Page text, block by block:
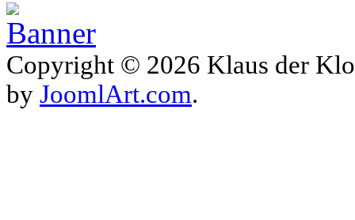
Copyright © 2026 Klaus der
by JoomlArt.com.